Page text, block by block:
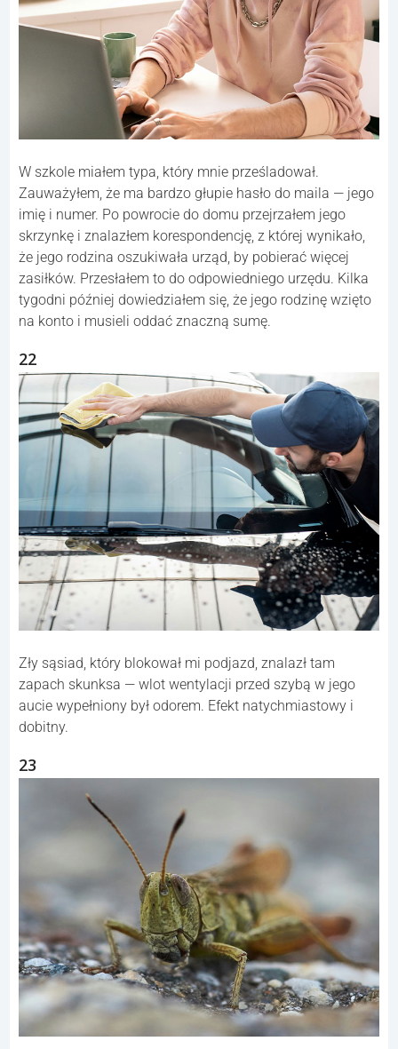
W szkole miałem typa, który mnie prześladował.
Zauważyłem, że ma bardzo głupie hasło do maila — jego
imię i numer. Po powrocie do domu przejrzałem jego
skrzynkę i znalazłem korespondencję, z której wynikało,
że jego rodzina oszukiwała urząd, by pobierać więcej
zasiłków. Przesłałem to do odpowiedniego urzędu. Kilka
tygodni później dowiedziałem się, że jego rodzinę wzięto
na konto i musieli oddać znaczną sumę.
22
Zły sąsiad, który blokował mi podjazd, znalazł tam
zapach skunksa — wlot wentylacji przed szybą w jego
aucie wypełniony był odorem. Efekt natychmiastowy i
dobitny.
23